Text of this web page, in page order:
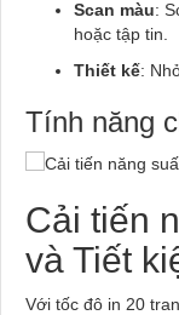
Scan màu:
hoặc tập tin.
Thiết kế:
Tính năng
Cải tiến
và Tiết
Với tốc đô in 20